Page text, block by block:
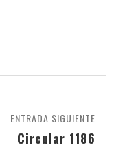
ENTRADA SIGUIENTE
Circular 1186